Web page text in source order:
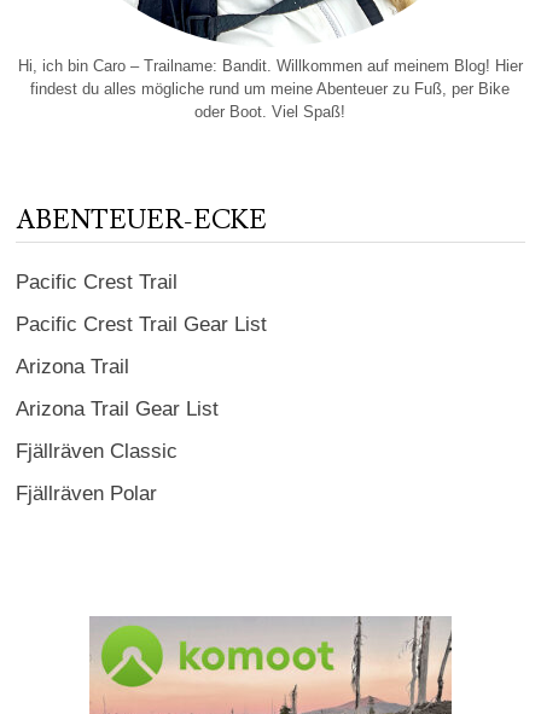
Hi, ich bin Caro – Trailname: Bandit. Willkommen auf meinem Blog! Hier
findest du alles mögliche rund um meine Abenteuer zu Fuß, per Bike
oder Boot. Viel Spaß!
ABENTEUER-ECKE
Pacific Crest Trail
Pacific Crest Trail Gear List
Arizona Trail
Arizona Trail Gear List
Fjällräven Classic
Fjällräven Polar